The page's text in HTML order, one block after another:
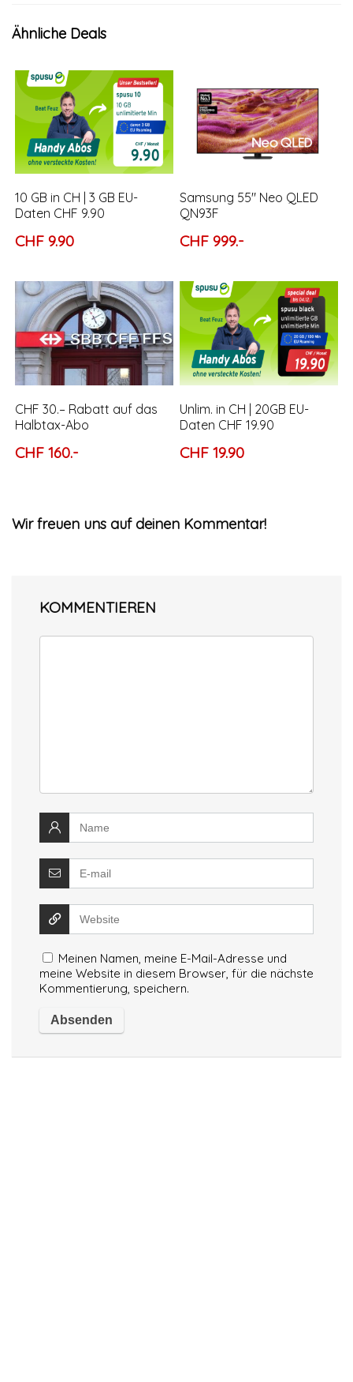
Ähnliche Deals
10 GB in CH | 3 GB EU-
Daten CHF 9.90
CHF 9.90
Samsung 55″ Neo QLED
QN93F
CHF 999.-
CHF 30.– Rabatt auf das
Halbtax-Abo
CHF 160.-
Unlim. in CH | 20GB EU-
Daten CHF 19.90
CHF 19.90
Wir freuen uns auf deinen Kommentar!
KOMMENTIEREN
Meinen Namen, meine E-Mail-Adresse und
meine Website in diesem Browser, für die nächste
Kommentierung, speichern.